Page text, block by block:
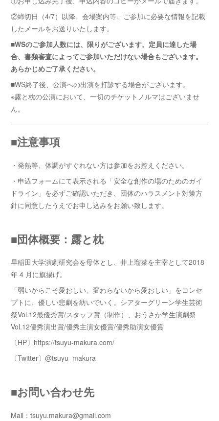
②締切日（4/7）以降、会場案内等、ご参加に必要な情報を記載
したメールをお送りいたします。
■WSのご参加人数には、限りがございます。定員に達した場
合、書類審査によってご参加いただけない場合もございます。
あらかじめご了承ください。
■WS終了後、公演への出演を打診する場合がございます。
※露と枕の公演において、一切のチケットノルマはございませ
ん。
■注意事項
・発熱等、体調がすぐれない方は参加をお控えください。
・申込フォームにて表示される「安全な創作の場のためのガイ
ドライン」を必ずご確認いただき、団体のハラスメント対策方
針に同意したうえでお申し込みをお願い致します。
■団体概要：露と枕
早稲田大学演劇研究会を⺟体とし、井上瑠菜を主宰として2018
年 4 月に旗揚げ。
「弱いからこそ愛おしい、変わらないから愛おしい」をコンセ
プトに、優しい悲劇を紡いでいく。シアターグリーン学生芸術
祭Vol.12最優秀賞/スタッフ賞（制作）、おうさか学生演劇祭
Vol.12優秀演出賞/優秀主演女優賞/優秀助演女優賞
〔HP〕https://tsuyu-makura.com/
〔Twitter〕@tsuyu_makura
■お問い合わせ先
Mail：tsuyu.makura@gmail.com